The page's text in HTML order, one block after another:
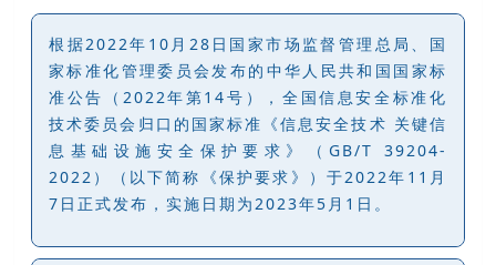
根据2022年10月28日国家市场监督管理总局、国
家标准化管理委员会发布的中华人民共和国国家标
准公告（2022年第14号），全国信息安全标准化
技术委员会归口的国家标准《信息安全技术 关键信
息基础设施安全保护要求》（GB/T 39204-
2022）（以下简称《保护要求》）于2022年11月
7日正式发布，实施日期为2023年5月1日。